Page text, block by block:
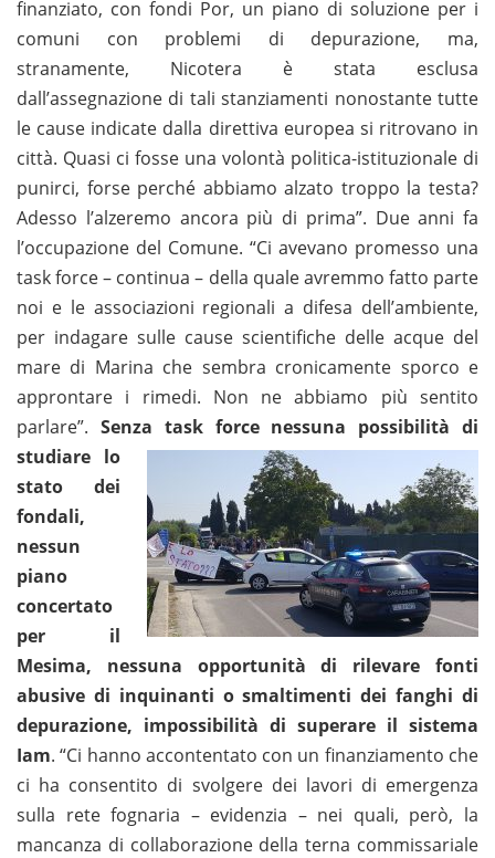
finanziato, con fondi Por, un piano di soluzione per i
comuni con problemi di depurazione, ma,
stranamente, Nicotera è stata esclusa
dall’assegnazione di tali stanziamenti nonostante tutte
le cause indicate dalla direttiva europea si ritrovano in
città. Quasi ci fosse una volontà politica-istituzionale di
punirci, forse perché abbiamo alzato troppo la testa?
Adesso l’alzeremo ancora più di prima”. Due anni fa
l’occupazione del Comune. “Ci avevano promesso una
task force – continua – della quale avremmo fatto parte
noi e le associazioni regionali a difesa dell’ambiente,
per indagare sulle cause scientifiche delle acque del
mare di Marina che sembra cronicamente sporco e
approntare i rimedi. Non ne abbiamo più sentito
parlare”. Senza taskforce nessuna possibilità di
studiare lo
stato dei
fondali,
nessun
piano
concertato
per il
Mesima, nessuna opportunità di rilevare fonti
abusive di inquinanti o smaltimenti dei fanghi di
depurazione, impossibilità di superare il sistema
Iam. “Ci hanno accontentato con un finanziamento che
ci ha consentito di svolgere dei lavori di emergenza
sulla rete fognaria – evidenzia – nei quali, però, la
mancanza di collaborazione della terna commissariale